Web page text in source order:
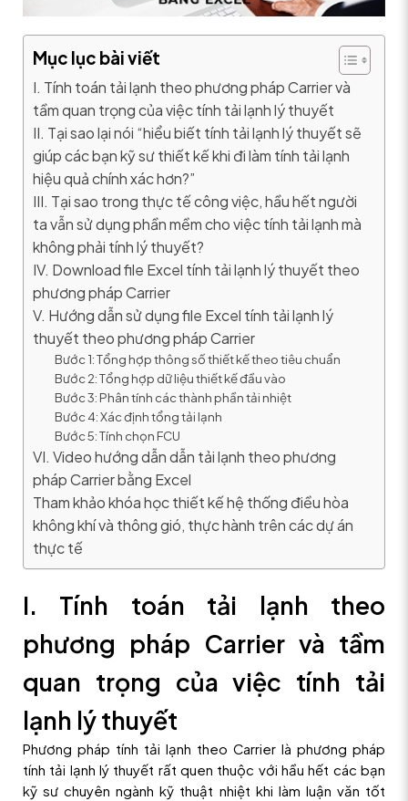
Mục lục bài viết
I. Tính toán tải lạnh theo phương pháp Carrier và
tầm quan trọng của việc tính tải lạnh lý thuyết
II. Tại sao lại nói “hiểu biết tính tải lạnh lý thuyết sẽ
giúp các bạn kỹ sư thiết kế khi đi làm tính tải lạnh
hiệu quả chính xác hơn?”
III. Tại sao trong thực tế công việc, hầu hết người
ta vẫn sử dụng phần mềm cho việc tính tải lạnh mà
không phải tính lý thuyết?
IV. Download file Excel tính tải lạnh lý thuyết theo
phương pháp Carrier
V. Hướng dẫn sử dụng file Excel tính tải lạnh lý
thuyết theo phương pháp Carrier
Bước 1: Tổng hợp thông số thiết kế theo tiêu chuẩn
Bước 2: Tổng hợp dữ liệu thiết kế đầu vào
Bước 3: Phân tính các thành phần tải nhiệt
Bước 4: Xác định tổng tải lạnh
Bước 5: Tính chọn FCU
VI. Video hướng dẫn dẫn tải lạnh theo phương
pháp Carrier bằng Excel
Tham khảo khóa học thiết kế hệ thống điều hòa
không khí và thông gió, thực hành trên các dự án
thực tế
I. Tính toán tải lạnh theo
phương pháp Carrier và tầm
quan trọng của việc tính tải
lạnh lý thuyết
Phương pháp tính tải lạnh theo Carrier là phương pháp
tính tải lạnh lý thuyết rất quen thuộc với hầu hết các bạn
kỹ sư chuyên ngành kỹ thuật nhiệt khi làm luận văn tốt